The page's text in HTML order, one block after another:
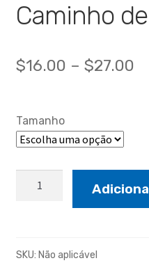
Caminho
$16.00 – $27.00
Tamanho
SKU: Não aplicável